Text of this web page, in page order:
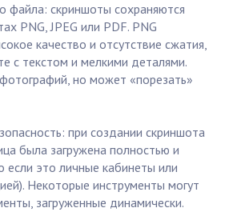
файла: скриншоты сохраняются
PNG, JPEG или PDF. PNG
качество и отсутствие сжатия,
с текстом и мелкими деталями.
но может «порезать»
при создании скриншота
была загружена полностью и
если это личные кабинеты или
Некоторые инструменты могут
загруженные динамически.